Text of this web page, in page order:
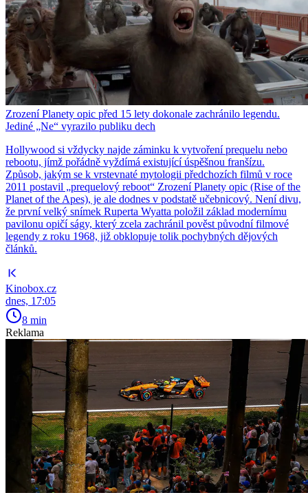
Zrození Planety opic před 15 lety dokonale zachránilo legendu.
Jediné „Ne“ vyrazilo publiku dech
Hollywood si vždycky najde záminku k vytvoření prequelu nebo
rebootu, jímž pořádně vyždímá existující úspěšnou franšízu.
Způsob, jakým se k vrstevnaté mytologii předchozích filmů v roce
2011 postavil „prequelový reboot“ Zrození Planety opic (Rise of the
Planet of the Apes), je ale dodnes v podstatě učebnicový. Není divu,
že první velký snímek Ruperta Wyatta položil základ modernímu
pavilonu opičí ságy, který zcela zachránil pověst původní filmové
legendy z roku 1968, již obklopuje tolik pochybných dějových
článků.
Kinobox.cz
dnes, 17:05
8 min
Reklama